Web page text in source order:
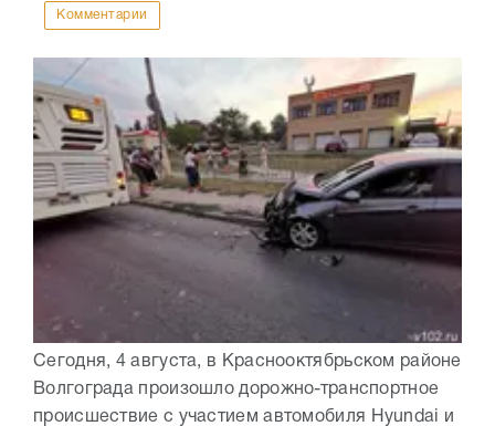
Комментарии
Сегодня, 4 августа, в Краснооктябрьском районе
Волгограда произошло дорожно-транспортное
происшествие с участием автомобиля Hyundai и